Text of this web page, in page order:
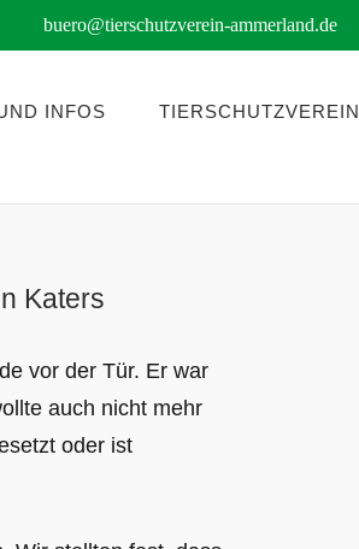
buero@tierschutzverein-ammerland.de
INFOS TIERSCHUTZVEREIN
Katers
vor der Tür. Er war
auch nicht mehr
oder ist